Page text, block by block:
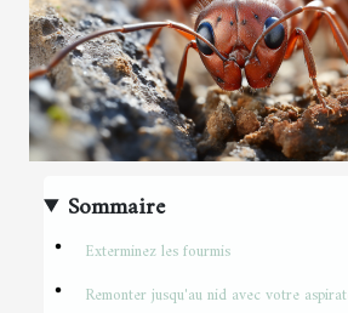
Sommaire
Exterminez les fourmis
Remonter jusqu'au nid avec votre